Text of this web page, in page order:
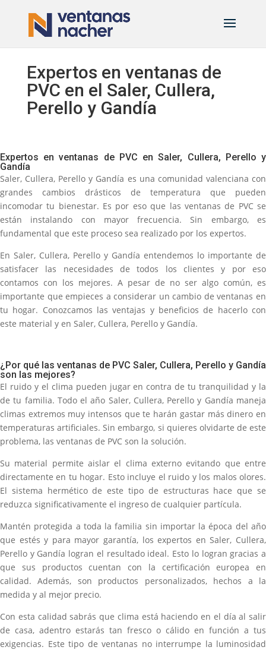
Expertos en ventanas de
PVC en el Saler, Cullera,
Perello y Gandía
Expertos en ventanas de PVC en Saler, Cullera, Perello y
Gandía
Saler, Cullera, Perello y Gandía es una comunidad valenciana con
grandes cambios drásticos de temperatura que pueden
incomodar tu bienestar. Es por eso que las ventanas de PVC se
están instalando con mayor frecuencia. Sin embargo, es
fundamental que este proceso sea realizado por los expertos.
En Saler, Cullera, Perello y Gandía entendemos lo importante de
satisfacer las necesidades de todos los clientes y por eso
contamos con los mejores. A pesar de no ser algo común, es
importante que empieces a considerar un cambio de ventanas en
tu hogar. Conozcamos las ventajas y beneficios de hacerlo con
este material y en Saler, Cullera, Perello y Gandía.
¿Por qué las ventanas de PVC Saler, Cullera, Perello y Gandía
son las mejores?
El ruido y el clima pueden jugar en contra de tu tranquilidad y la
de tu familia. Todo el año Saler, Cullera, Perello y Gandía maneja
climas extremos muy intensos que te harán gastar más dinero en
temperaturas artificiales. Sin embargo, si quieres olvidarte de este
problema, las ventanas de PVC son la solución.
Su material permite aislar el clima externo evitando que entre
directamente en tu hogar. Esto incluye el ruido y los malos olores.
El sistema hermético de este tipo de estructuras hace que se
reduzca significativamente el ingreso de cualquier partícula.
Mantén protegida a toda la familia sin importar la época del año
que estés y para mayor garantía, los expertos en Saler, Cullera,
Perello y Gandía logran el resultado ideal. Esto lo logran gracias a
que sus productos cuentan con la certificación europea en
calidad. Además, son productos personalizados, hechos a la
medida y al mejor precio.
Con esta calidad sabrás que clima está haciendo en el día al salir
de casa, adentro estarás tan fresco o cálido en función a tus
exigencias. Este tipo de ventanas no interrumpe la luminosidad